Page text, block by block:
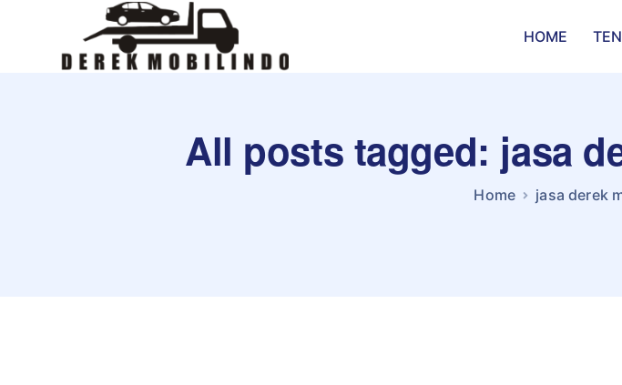
HOME
All posts tagged: jasa
Home jasa derek